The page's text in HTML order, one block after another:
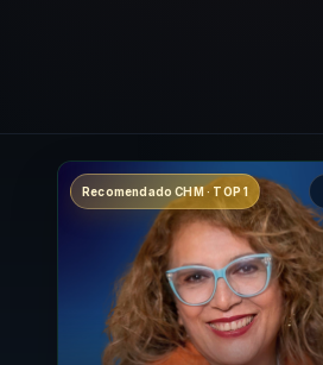
Recomendado CHM · TOP 1